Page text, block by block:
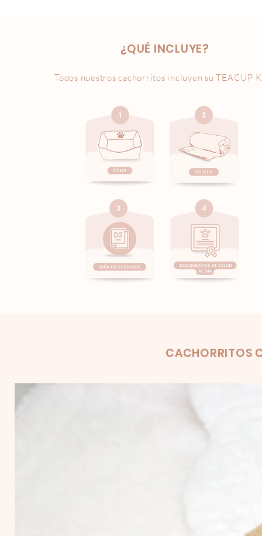
¿QUÉ INCLUYE?
Todos nuestros cachorritos incluyen su TEACUP
CACHORRITOS